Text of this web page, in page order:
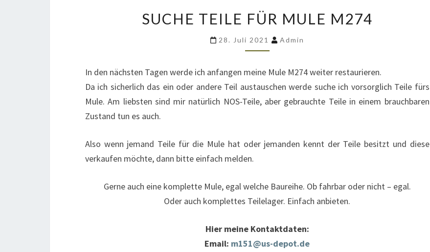
TEILE
FÜR
MULE
SUCHE TEILE FÜR MULE M274
28. Juli 2021 Admin
In den nächsten Tagen werde ich anfangen meine Mule M274 weiter restaurieren.
Da ich sicherlich das ein oder andere Teil austauschen werde suche ich vorsorglich Teile fürs
Mule. Am liebsten sind mir natürlich NOS-Teile, aber gebrauchte Teile in einem brauchbaren
Zustand tun es auch.
Also wenn jemand Teile für die Mule hat oder jemanden kennt der Teile besitzt und diese
verkaufen möchte, dann bitte einfach melden.
Gerne auch eine komplette Mule, egal welche Baureihe. Ob fahrbar oder nicht – egal.
Oder auch komplettes Teilelager. Einfach anbieten.
Hier meine Kontaktdaten:
Email: m151@us-depot.de